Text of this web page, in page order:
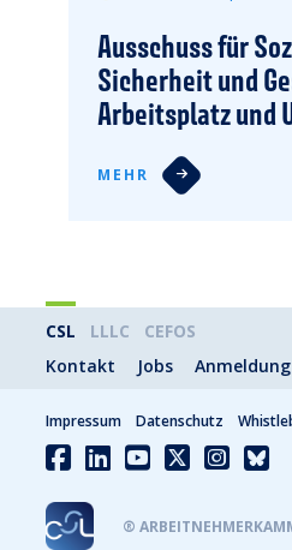
Ausschuss für
Sicherheit und
Arbeitsplatz und
MEHR
CSL LLLC
CEFOS
Kontakt
Jobs
®
Impressum Datenschutz